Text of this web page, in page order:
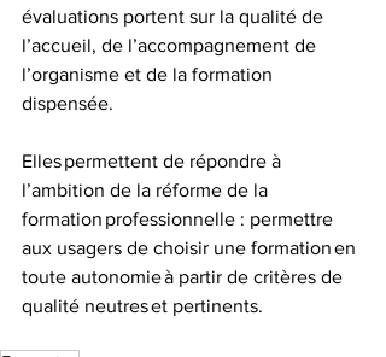
évaluations portent sur la qualité de
l’accueil, de l’accompagnement de
l’organisme et de la formation
dispensée.
Elles permettent de répondre à
l’ambition de la réforme de la
formation professionnelle : permettre
aux usagers de choisir une formation en
toute autonomie à partir de critères de
qualité neutres et pertinents.